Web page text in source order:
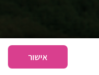
אישור